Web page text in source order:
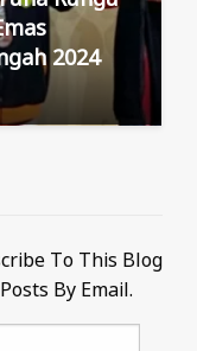
2024
To This Blog
By Email.